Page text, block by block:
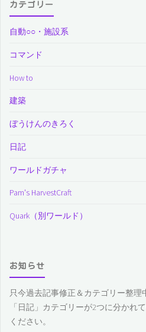
カテゴリー
自動○○・施設系
コマンド
How to
建築
ぼうけんのきろく
日記
ワールドガチャ
Pam's HarvestCraft
Quark（別ワールド）
お知らせ
只今過去記事修正＆カテゴリー整理
「日記」カテゴリーが2つに分かれ
ください。